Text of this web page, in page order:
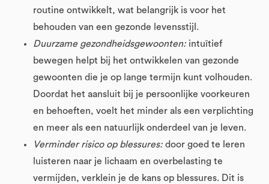
routine ontwikkelt, wat belangrijk is voor het
behouden van een gezonde levensstijl.
Duurzame gezondheidsgewoonten: intuïtief
bewegen helpt bij het ontwikkelen van gezonde
gewoonten die je op lange termijn kunt volhouden.
Doordat het aansluit bij je persoonlijke voorkeuren
en behoeften, voelt het minder als een verplichting
en meer als een natuurlijk onderdeel van je leven.
Verminder risico op blessures: door goed te leren
luisteren naar je lichaam en overbelasting te
vermijden, verklein je de kans op blessures. Dit is